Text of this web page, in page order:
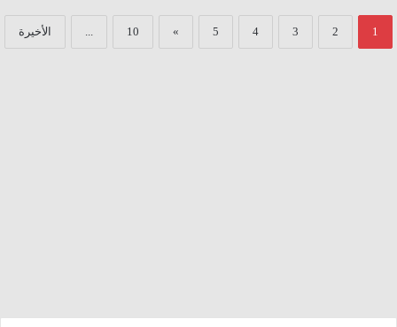
1
2
3
4
5
»
10 الأخيرة